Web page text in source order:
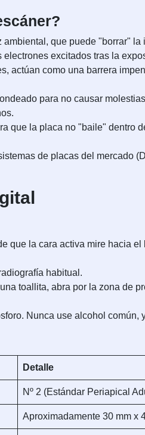
que puede "borrar"
excitados tras la
actúan como una barrera
para no causar
que la placa no "baile" dentro
de placas del mercado
que la cara activa mire hacia
habitual.
toallita, abra por la zona de
Nunca use alcohol común,
Detalle
Nº 2 (Estándar Periapical
Aproximadamente 30 mm x